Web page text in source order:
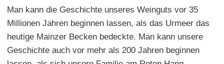
Man kann die Geschichte unseres Weinguts vor 35
Millionen Jahren beginnen lassen, als das Urmeer das
heutige Mainzer Becken bedeckte. Man kann unsere
Geschichte auch vor mehr als 200 Jahren beginnen